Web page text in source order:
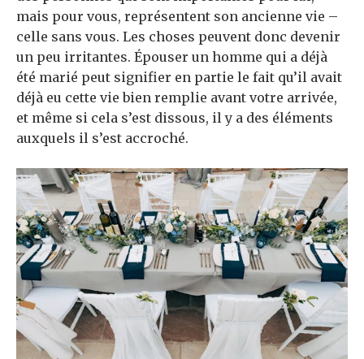
mais pour vous, représentent son ancienne vie –
celle sans vous. Les choses peuvent donc devenir
un peu irritantes. Épouser un homme qui a déjà
été marié peut signifier en partie le fait qu’il avait
déjà eu cette vie bien remplie avant votre arrivée,
et même si cela s’est dissous, il y a des éléments
auxquels il s’est accroché.